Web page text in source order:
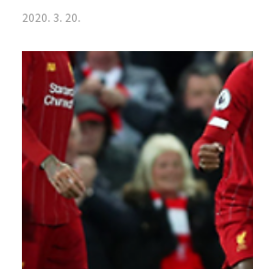
각해지면서 언제까지 리그를 중단해야 하는지는
황이 이렇다보니 잉글랜드 입장에서는 더이상
의 입장으로 이해되며 그들은 리그 중단을 연장
어리그를 비롯하여 잉글랜드와 관련된 축구 협
현재 코로나의 상황이 이러하니 더이상 이를 강
밝혔다. 연장 기간은 4월 30일로 정해졌으며,
것으로 보..
2020. 3. 20.